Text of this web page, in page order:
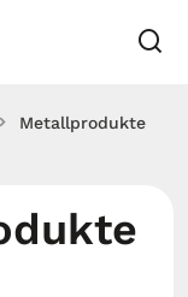
Metallprodukte